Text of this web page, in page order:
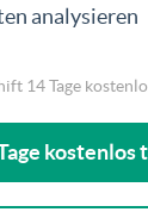
analysieren
14 Tage
kostenlos